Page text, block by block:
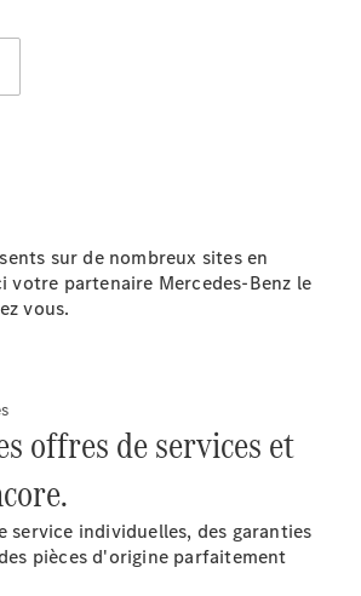
sur de nombreux sites en
votre partenaire Mercedes-Benz le
vous.
offres de services et
service individuelles, des garanties
pièces d'origine parfaitement